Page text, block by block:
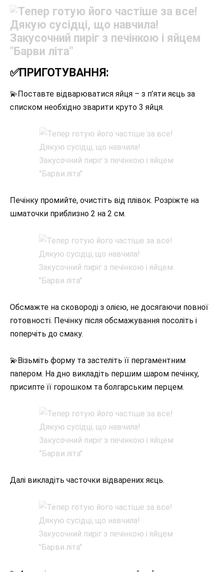
✅ПРИГОТУВАННЯ:
💫Поставте відварюватися яйця – з п’яти яєць за
списком необхідно зварити круто 3 яйця.
Печінку промийте, очистіть від плівок. Розріжте на
шматочки приблизно 2 на 2 см.
Обсмажте на сковороді з олією, не досягаючи повної
готовності. Печінку після обсмажування посоліть і
поперчіть до смаку.
💫Візьміть форму та застеліть її пергаментним
папером. На дно викладіть першим шаром печінку,
присипте її горошком та болгарським перцем.
Далі викладіть часточки відварених яєць.